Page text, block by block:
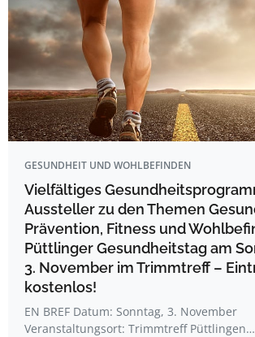
GESUNDHEIT UND WOHLBEFINDEN
Vielfältiges
Aussteller zu den Themen
Prävention, Fitness und
Püttlinger Gesundheitstag am
3. November im Trimmtreff –
kostenlos!
EN BREF Datum: Sonntag, 3. November
Veranstaltungsort: Trimmtreff Püttlingen…